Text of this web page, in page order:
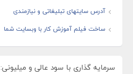
آدرس سایتهای تبلیغاتی و نیازمندی
ساخت فیلم آموزش کار با وبسایت شما
سرمایه گذاری با سود عالی و میلیونی: